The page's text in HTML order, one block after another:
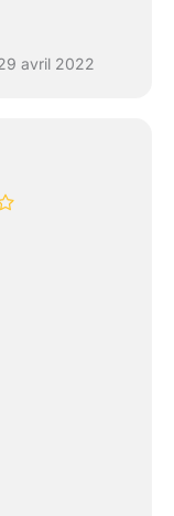
avril 2022